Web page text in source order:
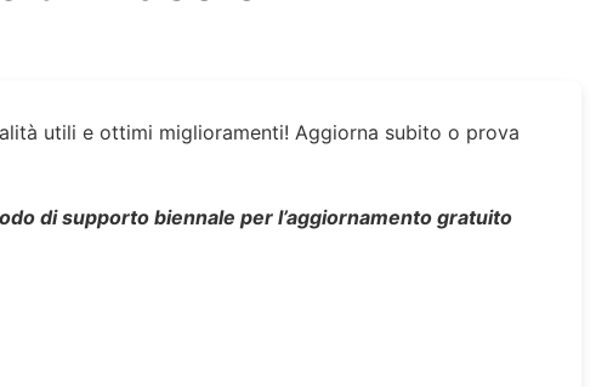
utili e ottimi miglioramenti! Aggiorna subito o prova
di supporto biennale per l’aggiornamento gratuito